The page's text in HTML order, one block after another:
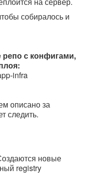
собиралось и
с конфигами,
infra
описано за
следить.
новые
registry